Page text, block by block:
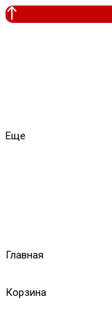
Еще
Главная
Корзина